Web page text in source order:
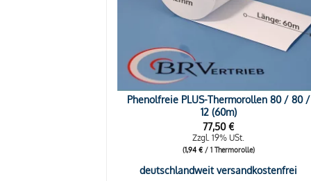
Phenolfreie PLUS-Thermorollen 80 / 80 /
12 (60m)
77,50€
Zzgl. 19% USt.
(1,94 €/ 1 Thermorolle)
deutschlandweit versandkostenfrei